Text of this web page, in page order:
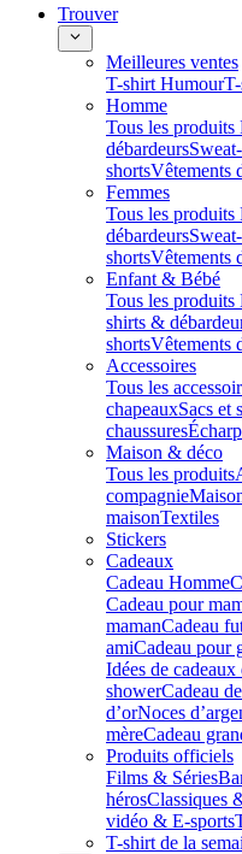
Trouver
Meilleures ventes
T-shirt Humour
Homme
Tous les produits
débardeurs
shortsVêtements
Femmes
Tous les produits
débardeurs
shortsVêtements
Enfant & Bébé
Tous les
shirts &
shortsVêtements
Accessoires
Tous les
chapeauxSacs et
chaussures
Maison & déco
Tous les produits
compagnie
maisonTextiles
Stickers
Cadeaux
Cadeau Homme
Cadeau pour
mamanCadeau
amiCadeau pour
Idées de cadeaux
showerCadeau
d’orNoces
mèreCadeau
Produits officiels
Films & Séries
hérosClassiques
vidéo & E-sports
T-shirt de la